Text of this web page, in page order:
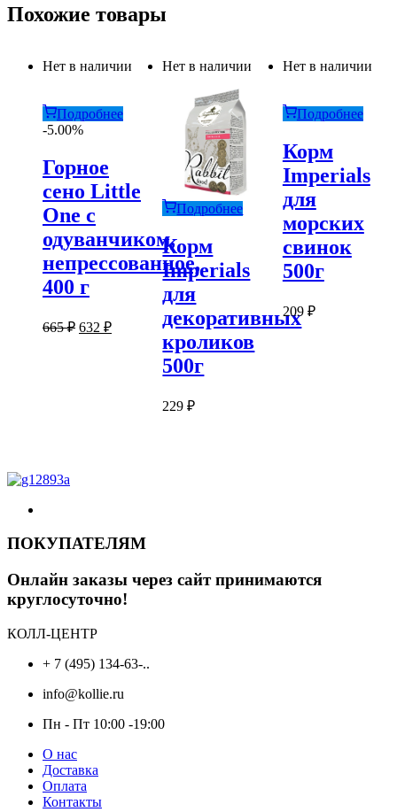
Похожие товары
Нет в наличии
Подробнее
-5.00%
Горное
сено Little
One с
одуванчиком,
непрессованное,
400 г
665₽ Первоначальная
632 ₽Текущая
Нет в наличии
Подробнее
Корм
Imperials
для
декоративных
кроликов
500г
229₽
Нет в наличии
Подробнее
Корм
Imperials
для
морских
свинок
500г
209 ₽
ПОКУПАТЕЛЯМ
Онлайн заказы через сайт принимаются
круглосуточно!
КОЛЛ-ЦЕНТР
+ 7 (495) 134-63-..
info@kollie.ru
Пн - Пт 10:00 -19:00
О нас
Доставка
Оплата
Контакты